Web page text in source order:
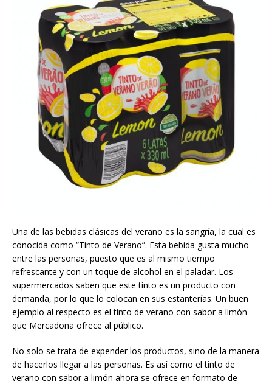
Una de las bebidas clásicas del verano es la sangría, la cual es
conocida como “Tinto de Verano”. Esta bebida gusta mucho
entre las personas, puesto que es al mismo tiempo
refrescante y con un toque de alcohol en el paladar. Los
supermercados saben que este tinto es un producto con
demanda, por lo que lo colocan en sus estanterías. Un buen
ejemplo al respecto es el tinto de verano con sabor a limón
que Mercadona ofrece al público.
No solo se trata de expender los productos, sino de la manera
de hacerlos llegar a las personas. Es así como el tinto de
verano con sabor a limón ahora se ofrece en formato de